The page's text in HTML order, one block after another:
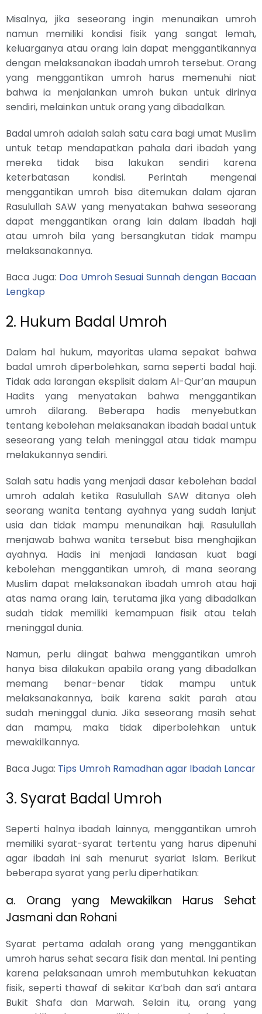
Misalnya, jika seseorang ingin menunaikan umroh
namun memiliki kondisi fisik yang sangat lemah,
keluarganya atau orang lain dapat menggantikannya
dengan melaksanakan ibadah umroh tersebut. Orang
yang menggantikan umroh harus memenuhi niat
bahwa ia menjalankan umroh bukan untuk dirinya
sendiri, melainkan untuk orang yang dibadalkan.
Badal umroh adalah salah satu cara bagi umat Muslim
untuk tetap mendapatkan pahala dari ibadah yang
mereka tidak bisa lakukan sendiri karena
keterbatasan kondisi. Perintah mengenai
menggantikan umroh bisa ditemukan dalam ajaran
Rasulullah SAW yang menyatakan bahwa seseorang
dapat menggantikan orang lain dalam ibadah haji
atau umroh bila yang bersangkutan tidak mampu
melaksanakannya.
Baca Juga: Doa Umroh Sesuai Sunnah dengan Bacaan
Lengkap
2. Hukum Badal Umroh
Dalam hal hukum, mayoritas ulama sepakat bahwa
badal umroh diperbolehkan, sama seperti badal haji.
Tidak ada larangan eksplisit dalam Al-Qur’an maupun
Hadits yang menyatakan bahwa menggantikan
umroh dilarang. Beberapa hadis menyebutkan
tentang kebolehan melaksanakan ibadah badal untuk
seseorang yang telah meninggal atau tidak mampu
melakukannya sendiri.
Salah satu hadis yang menjadi dasar kebolehan badal
umroh adalah ketika Rasulullah SAW ditanya oleh
seorang wanita tentang ayahnya yang sudah lanjut
usia dan tidak mampu menunaikan haji. Rasulullah
menjawab bahwa wanita tersebut bisa menghajikan
ayahnya. Hadis ini menjadi landasan kuat bagi
kebolehan menggantikan umroh, di mana seorang
Muslim dapat melaksanakan ibadah umroh atau haji
atas nama orang lain, terutama jika yang dibadalkan
sudah tidak memiliki kemampuan fisik atau telah
meninggal dunia.
Namun, perlu diingat bahwa menggantikan umroh
hanya bisa dilakukan apabila orang yang dibadalkan
memang benar-benar tidak mampu untuk
melaksanakannya, baik karena sakit parah atau
sudah meninggal dunia. Jika seseorang masih sehat
dan mampu, maka tidak diperbolehkan untuk
mewakilkannya.
Baca Juga: Tips Umroh Ramadhan agar Ibadah Lancar
3. Syarat Badal Umroh
Seperti halnya ibadah lainnya, menggantikan umroh
memiliki syarat-syarat tertentu yang harus dipenuhi
agar ibadah ini sah menurut syariat Islam. Berikut
beberapa syarat yang perlu diperhatikan:
a. Orang yang Mewakilkan Harus Sehat
Jasmani dan Rohani
Syarat pertama adalah orang yang menggantikan
umroh harus sehat secara fisik dan mental. Ini penting
karena pelaksanaan umroh membutuhkan kekuatan
fisik, seperti thawaf di sekitar Ka’bah dan sa’i antara
Bukit Shafa dan Marwah. Selain itu, orang yang